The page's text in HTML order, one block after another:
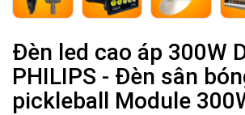
Đèn led cao áp 300W
PHILIPS - Đèn sân
pickleball Module